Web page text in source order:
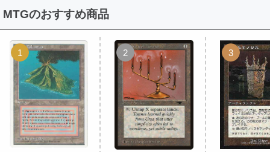
MTGのおすすめ商品
1 2 3